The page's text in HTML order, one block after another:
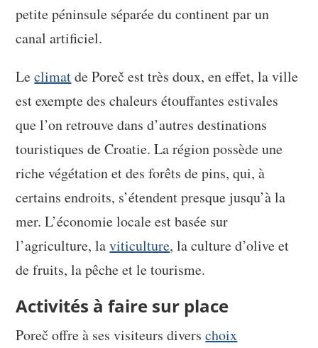
petite péninsule séparée du continent par un
canal artificiel.
Leclimatde Poreč est très doux, en effet, la ville
est exempte des chaleurs étouffantes estivales
que l’on retrouve dans d’autres destinations
touristiques de Croatie. La région possède une
riche végétation et des forêts de pins, qui, à
certains endroits, s’étendent presque jusqu’à la
mer. L’économie locale est basée sur
l’agriculture, laviticulture, la culture d’olive et
de fruits, la pêche et le tourisme.
Activités à faire sur place
Poreč offre à ses visiteurs diverschoix